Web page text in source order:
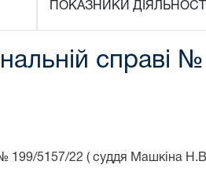
ПОКАЗНИКИ ДІЯЛЬНОСТІ
справі
199/5157/22 ( суддя Машкіна